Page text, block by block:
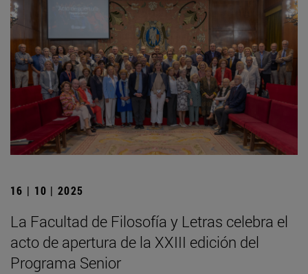
16 | 10 | 2025
La Facultad de Filosofía y Letras celebra el
acto de apertura de la XXIII edición del
Programa Senior